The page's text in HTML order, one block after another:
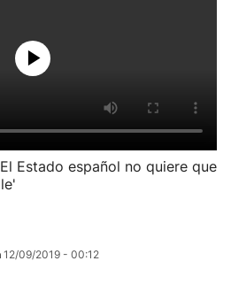
Estado español no quiere que
12/09/2019 - 00:12